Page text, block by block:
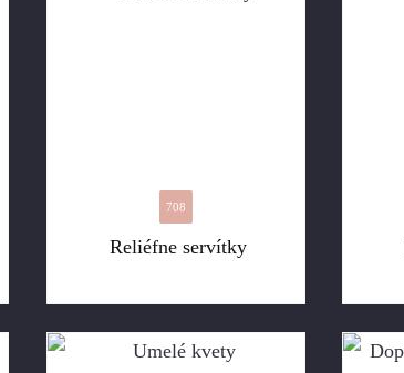
Reliéfne servítky
708